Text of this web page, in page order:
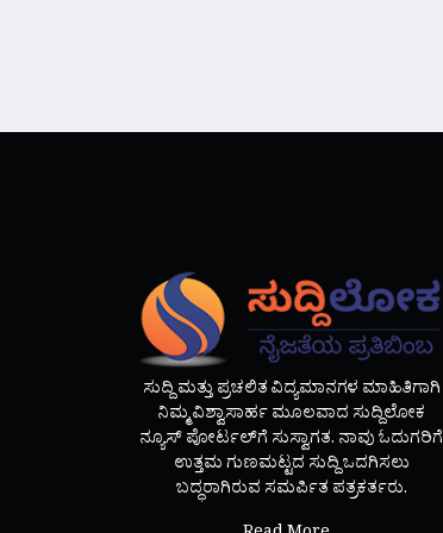
ಸುದ್ದಿ ಮತ್ತು ಪ್ರಚಲಿತ ವಿದ್ಯಮಾನಗಳ ಮಾಹಿತಿಗಾಗಿ
ನಿಮ್ಮ ವಿಶ್ವಾಸಾರ್ಹ ಮೂಲವಾದ ಸುದ್ದಿಲೋಕ
ನ್ಯೂಸ್ ಪೋರ್ಟಲ್‌ಗೆ ಸುಸ್ವಾಗತ. ನಾವು ಓದುಗರಿಗೆ
ಉತ್ತಮ ಗುಣಮಟ್ಟದ ಸುದ್ದಿ ಒದಗಿಸಲು
ಬದ್ಧರಾಗಿರುವ ಸಮರ್ಪಿತ ಪತ್ರಕರ್ತರು.